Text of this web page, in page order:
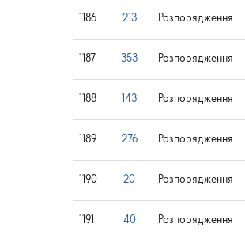
1186 213 Розпорядження
1187 353 Розпорядження
1188 143 Розпорядження
1189 276 Розпорядження
1190 20 Розпорядження
1191 40 Розпорядження